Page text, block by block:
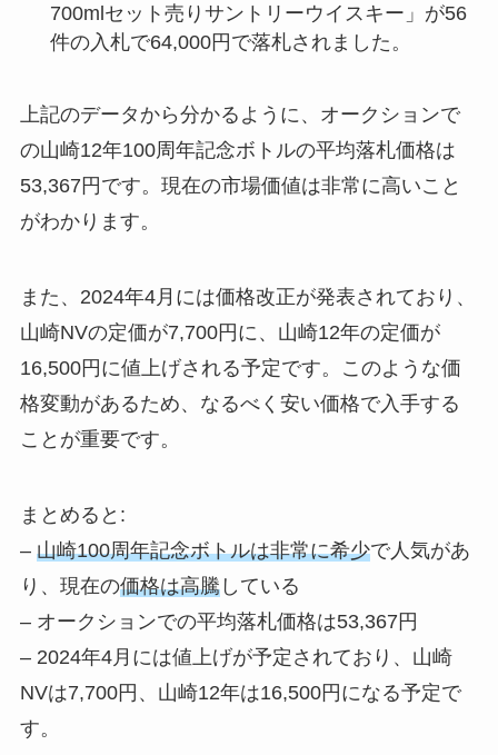
700mlセット売りサントリーウイスキー」が56
件の入札で64,000円で落札されました。
上記のデータから分かるように、オークションで
の山崎12年100周年記念ボトルの平均落札価格は
53,367円です。現在の市場価値は非常に高いこと
がわかります。
また、2024年4月には価格改正が発表されており、
山崎NVの定価が7,700円に、山崎12年の定価が
16,500円に値上げされる予定です。このような価
格変動があるため、なるべく安い価格で入手する
ことが重要です。
まとめると:
– 山崎100周年記念ボトルは非常に希少で人気があ
り、現在の価格は高騰している
– オークションでの平均落札価格は53,367円
– 2024年4月には値上げが予定されており、山崎
NVは7,700円、山崎12年は16,500円になる予定で
す。